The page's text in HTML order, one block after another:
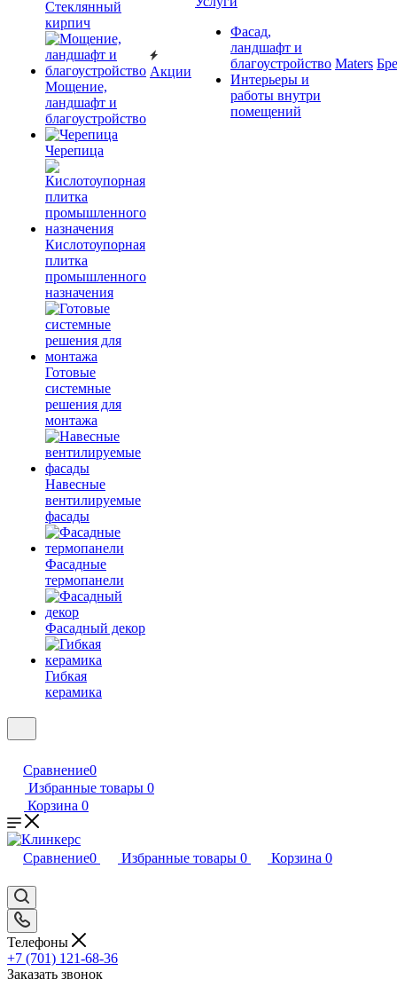
Cтеклянный
кирпич
Мощение,
ландшафт и
благоустройство
Черепица
Кислотоупорная
плитка
промышленного
назначения
Готовые
системные
решения для
монтажа
Навесные
вентилируемые
фасады
Фасадные
термопанели
Фасадный декор
Гибкая
керамика
Акции
Фасад,
ландшафт и
благоустройство
Интерьеры и
работы внутри
помещений
Maters
Сравнение0
Избранные товары 0
Корзина 0
Сравнение0 Избранные товары 0 Корзина 0
Телефоны
+7 (701) 121-68-36
Заказать звонок